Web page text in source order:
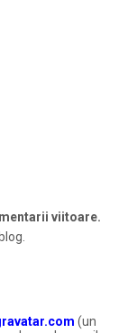
viitoare.
(un